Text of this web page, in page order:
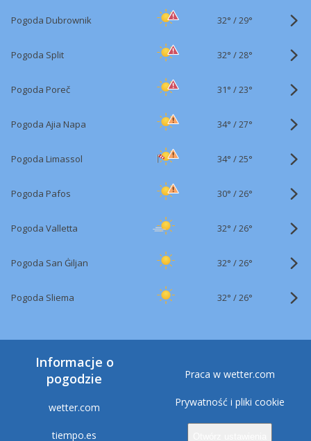
Pogoda Dubrownik 32° /29°
Pogoda Split 32° /28°
Pogoda Poreč 31° /23°
Pogoda Ajia Napa 34° /27°
Pogoda Limassol 34° /25°
Pogoda Pafos 30° /26°
Pogoda Valletta 32° /26°
Pogoda San Ġiljan 32° /26°
Pogoda Sliema 32° /26°
Informacje o
pogodzie
wetter.com
tiempo.es
Praca w wetter.com
Prywatność i pliki cookie